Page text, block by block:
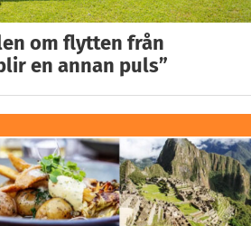
om flytten från
en annan puls”